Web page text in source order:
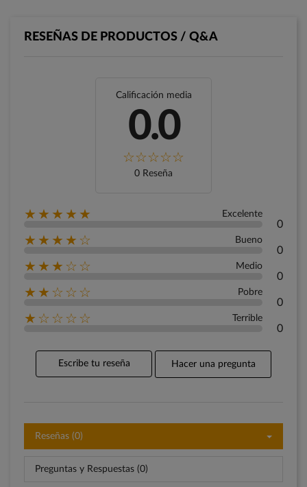
RESEÑAS DE PRODUCTOS / Q&A
Calificación media
0.0
0 Reseña
★★★★★ Excelente
0
★★★★☆ Bueno
0
★★★☆☆ Medio
0
★★☆☆☆ Pobre
0
★☆☆☆☆ Terrible
0
Escribe tu reseña Hacer una pregunta
Reseñas (0)
Preguntas y Respuestas (0)